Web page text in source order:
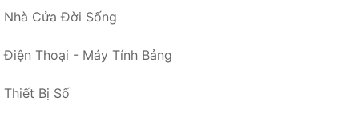
Nhà Cửa Đời Sống
Điện Thoại - Máy Tính Bảng
Thiết Bị Số